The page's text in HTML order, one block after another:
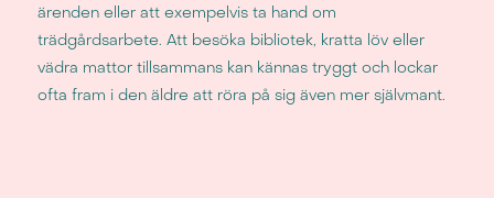
ärenden eller att exempelvis ta hand om
trädgårdsarbete. Att besöka bibliotek, kratta löv eller
vädra mattor tillsammans kan kännas tryggt och lockar
ofta fram i den äldre att röra på sig även mer självmant.